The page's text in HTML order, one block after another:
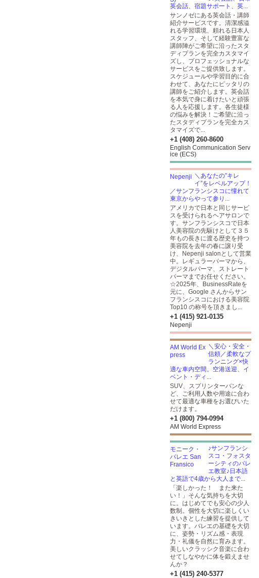
英会話、宿題サポート、英...
サンノゼにある英会話・講師
紹介サービスです。清潔感溢
れる学習環境、頼れる日本人
スタッフ、そして経験豊富な
講師陣がご希望に沿ったスタ
ディプランを完全カスタマイ
ズし、プロフェッショナルな
サービスをご提供致します。
スケジュールや学習目的に合
わせて、あなたにピッタリの
講師をご紹介します。英会話
を本気で身に着けたいと頑張
る人を応援します。各生徒様
の悩みを解決！ご希望に沿っ
たスタディプランを完全カス
タマイズで...
+1 (408) 260-8600
English Communication Serv
ice (ECS)
＼あなたの”キレ
イ”をレベルアップ！
／サンフランシスコに憧れて
東京からやって参り...
アメリカで日本と同じサービ
スを受けられるヘアサロンで
す。サンフランシスコで日本
人美容院の先駆けとして３５
年もの長きに渡る歴史を持つ
美容院を去年の春に譲り受
け、Nepenji salonとして営業
中。レギュラーパーマから、
デジタルパーマ、ストレート
パーマまでお任せください。
☆2025年、BusinessRateを
元に、Google さんからサン
フランシスコにおける美容院
Top10 の称号を頂きまし...
+1 (415) 921-0135
Nepenji
＼安心・安全・
信頼／柔軟なプ
ランニング×快
適な車内空間。空港送迎、イ
ベント・ディ...
SUV、スプリンターバンな
ど、ご利用人数や用途に合わ
せて最適な車種をお選びいた
だけます。
+1 (800) 794-0994
AM World Express
♪サンフランシ
スコ・フォスタ
ーシティのバレ
エ教室♪日本語
と英語で4歳から大人まで...
「楽しかった！ また来た
い！」そんな気持ちを大切
に。はじめてでも安心の少人
数制。個性を大切に楽しくい
きいきとした練習を提供して
います。バレエの基礎を大切
に、姿勢・リズム感・表現
力・礼儀を自然に育みます。
美しいクラッシク音楽に合わ
せてしなやかに体を鍛えませ
んか？
+1 (415) 240-5377